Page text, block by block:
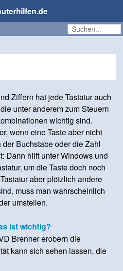
Ziffern hat jede Tastatur auch
unter anderem zum Steuern
wichtig sind.
wenn eine Taste aber nicht
Buchstabe oder die Zahl
Dann hilft unter Windows und
um die Taste doch noch
aber plötzlich andere
muss man wahrscheinlich
umstellen.
ist wichtig?
Brenner erobern die
kann sich sehen lassen, die